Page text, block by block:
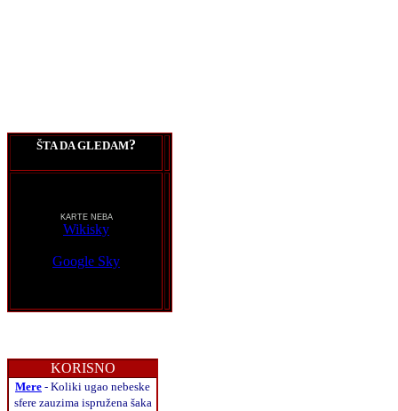
ŠTA DA GLEDAM?
KARTE NEBA
Wikisky
Google Sky
KORISNO
Mere - Koliki ugao nebeske
sfere zauzima ispružena šaka